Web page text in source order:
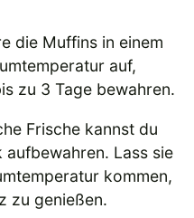
die Muffins in einem
auf,
zu 3 Tage bewahren.
Frische kannst du
aufbewahren. Lass sie
kommen,
zu genießen.